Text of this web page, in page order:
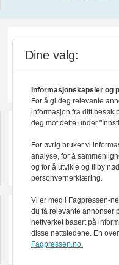
Dine valg:
Informasjonskapsler og
For å gi deg relevante
informasjon fra ditt besøk
deg mot dette under
For øvrig bruker vi
analyse, for å
og for å utvikle og tilby
personvernerklæring.
Vi er med i Fagpressen-
du få relevante annonser
nettverket basert på
disse nettstedene. En
Fagpressen.no.